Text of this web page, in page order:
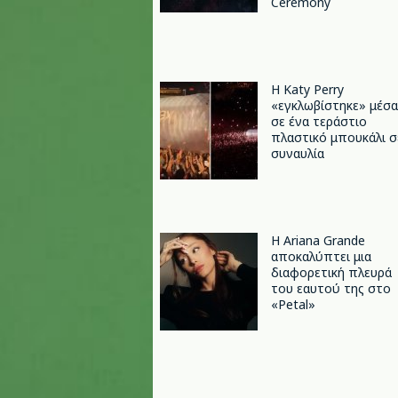
H Katy Perry
«εγκλωβίστηκε» μέσα
σε ένα τεράστιο
πλαστικό μπουκάλι
συναυλία
Η Ariana Grande
αποκαλύπτει μια
διαφορετική πλευρά
του εαυτού της στο
«Petal»